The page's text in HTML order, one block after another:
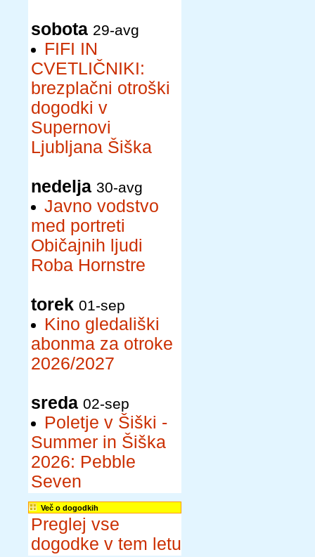
sobota 29-avg
FIFI IN
CVETLIČNIKI:
brezplačni otroški
dogodki v
Supernovi
Ljubljana Šiška
nedelja 30-avg
Javno vodstvo
med portreti
Običajnih ljudi
Roba Hornstre
torek 01-sep
Kino gledališki
abonma za otroke
2026/2027
sreda 02-sep
Poletje v Šiški -
Summer in Šiška
2026: Pebble
Seven
Več o dogodkih
Preglej vse
dogodke v tem letu